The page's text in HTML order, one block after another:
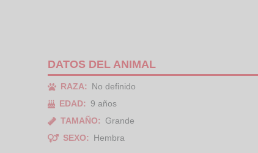
DATOS DEL ANIMAL
RAZA:
No definido
EDAD:
9 años
TAMAÑO:
Grande
SEXO:
Hembra